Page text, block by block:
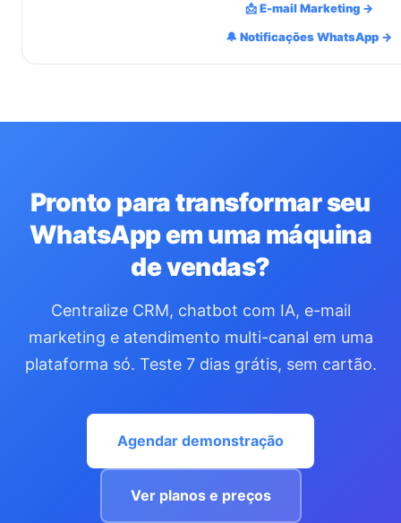
📩 E-mail Marketing →
🔔 Notificações WhatsApp →
Pronto para transformar seu
WhatsApp em uma máquina
de vendas?
Centralize CRM, chatbot com IA, e-mail
marketing e atendimento multi-canal em uma
plataforma só. Teste 7 dias grátis, sem cartão.
Agendar demonstração
Ver planos e preços